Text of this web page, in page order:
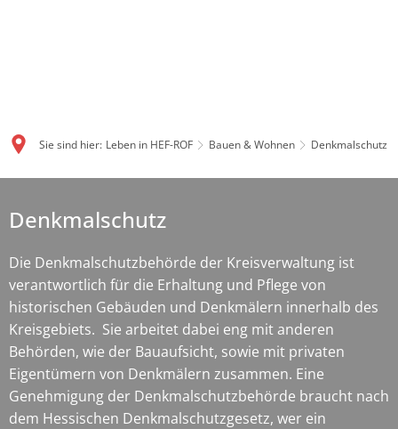
Sie sind hier: Leben in HEF-ROF Bauen & Wohnen Denkmalschutz
Denkmalschutz
Die Denkmalschutzbehörde der Kreisverwaltung ist
verantwortlich für die Erhaltung und Pflege von
historischen Gebäuden und Denkmälern innerhalb des
Kreisgebiets. Sie arbeitet dabei eng mit anderen
Behörden, wie der Bauaufsicht, sowie mit privaten
Eigentümern von Denkmälern zusammen. Eine
Genehmigung der Denkmalschutzbehörde braucht nach
dem Hessischen Denkmalschutzgesetz, wer ein